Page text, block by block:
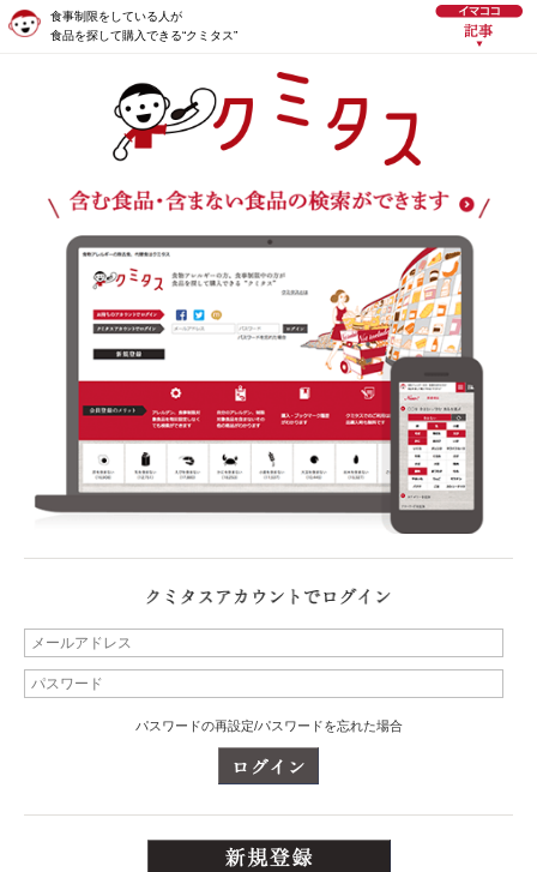
食事制限をしている人が
食品を探して購入できる“クミタス”
パスワードの再設定/パスワードを忘れた場合